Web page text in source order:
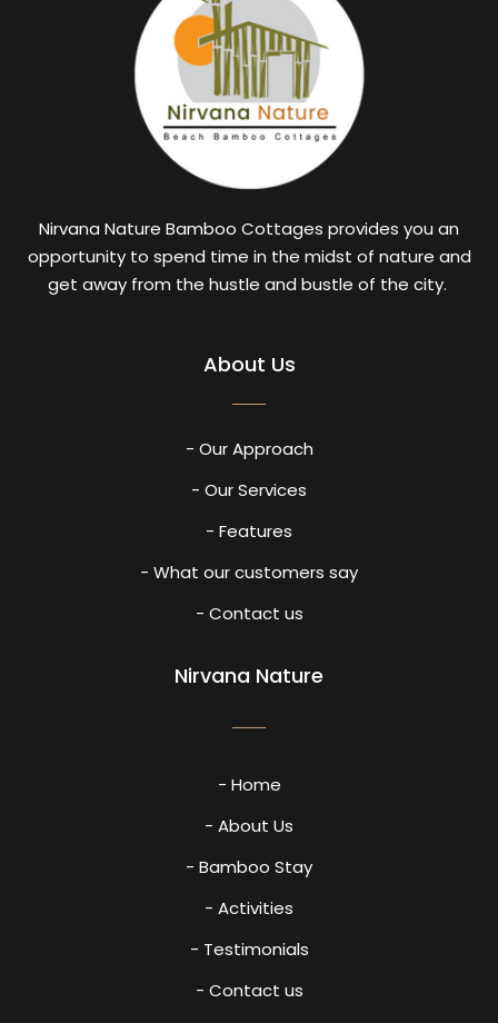
Nirvana Nature Bamboo Cottages provides you an
opportunity to spend time in the midst of nature and
get away from the hustle and bustle of the city.
About Us
- Our Approach
- Our Services
- Features
- What our customers say
- Contact us
Nirvana Nature
- Home
- About Us
- Bamboo Stay
- Activities
- Testimonials
- Contact us